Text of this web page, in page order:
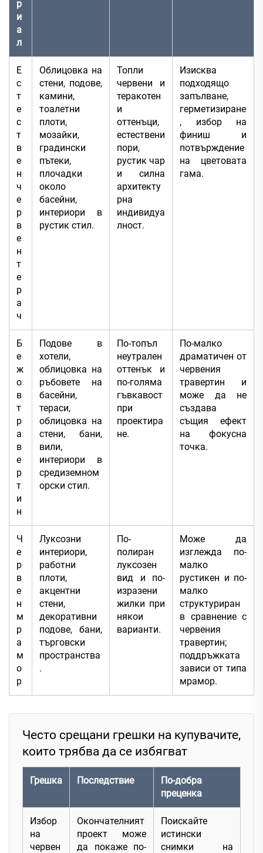
р
и
а
л
Е
с
т
е
с
т
в
е
н
ч
е
р
в
е
н
т
е
р
а
ч
Облицовка на
стени, подове,
камини,
тоалетни
плоти,
мозайки,
градински
пътеки,
плочадки
около
басейни,
интериори в
рустик стил.
Топли
червени и
теракотен
и
оттенъци,
естествени
пори,
рустик чар
и силна
архитекту
рна
индивидуа
лност.
Изисква
подходящо
запълване,
герметизиране
, избор на
финиш и
потвърждение
на цветовата
гама.
Б
е
ж
о
в
т
р
а
в
е
р
т
и
н
Подове в
хотели,
облицовка на
ръбовете на
басейни,
тераси,
облицовка на
стени, бани,
вили,
интериори в
средиземном
орски стил.
По-топъл
неутрален
оттенък и
по-голяма
гъвкавост
при
проектира
не.
По-малко
драматичен от
червения
травертин и
може да не
създава
същия ефект
на фокусна
точка.
Ч
е
р
в
е
н
м
р
а
м
о
р
Луксозни
интериори,
работни
плоти,
акцентни
стени,
декоративни
подове, бани,
търговски
пространства
.
По-
полиран
луксозен
вид и по-
изразени
жилки при
някои
варианти.
Може да
изглежда по-
малко
рустикен и по-
малко
структуриран
в сравнение с
червения
травертин;
поддръжката
зависи от типа
мрамор.
Често срещани грешки на купувачите,
които трябва да се избягват
Грешка Последствие
По-добра
преценка
Избор
на
червен
Окончателният
проект може
да покаже по-
Поискайте
истински
снимки на